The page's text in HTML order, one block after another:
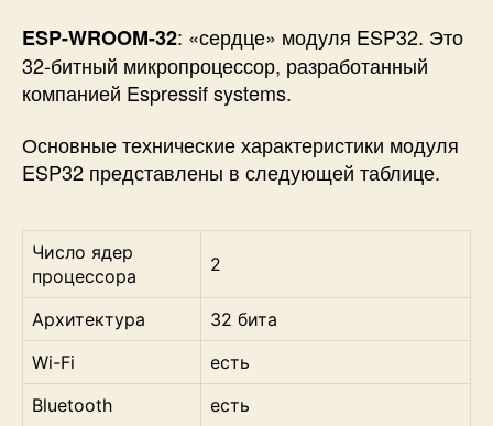
ESP-WROOM-32: «сердце» модуля ESP32. Это
32-битный микропроцессор, разработанный
компанией Espressif systems.
Основные технические характеристики модуля
ESP32 представлены в следующей таблице.
Число ядер
процессора
2
Архитектура
32 бита
Wi-Fi
есть
Bluetooth
есть